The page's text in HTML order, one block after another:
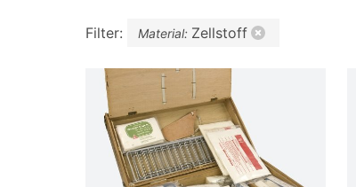
Filter: Material: Zellstoff